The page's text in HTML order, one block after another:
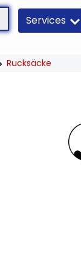
Services
Rucksäcke